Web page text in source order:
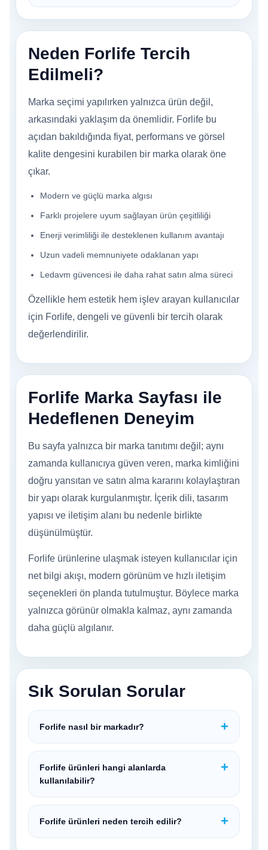
Neden Forlife Tercih
Edilmeli?
Marka seçimi yapılırken yalnızca ürün değil,
arkasındaki yaklaşım da önemlidir. Forlife bu
açıdan bakıldığında fiyat, performans ve görsel
kalite dengesini kurabilen bir marka olarak öne
çıkar.
Modern ve güçlü marka algısı
Farklı projelere uyum sağlayan ürün çeşitliliği
Enerji verimliliği ile desteklenen kullanım avantajı
Uzun vadeli memnuniyete odaklanan yapı
Ledavm güvencesi ile daha rahat satın alma süreci
Özellikle hem estetik hem işlev arayan kullanıcılar
için Forlife, dengeli ve güvenli bir tercih olarak
değerlendirilir.
Forlife Marka Sayfası ile
Hedeflenen Deneyim
Bu sayfa yalnızca bir marka tanıtımı değil; aynı
zamanda kullanıcıya güven veren, marka kimliğini
doğru yansıtan ve satın alma kararını kolaylaştıran
bir yapı olarak kurgulanmıştır. İçerik dili, tasarım
yapısı ve iletişim alanı bu nedenle birlikte
düşünülmüştür.
Forlife ürünlerine ulaşmak isteyen kullanıcılar için
net bilgi akışı, modern görünüm ve hızlı iletişim
seçenekleri ön planda tutulmuştur. Böylece marka
yalnızca görünür olmakla kalmaz, aynı zamanda
daha güçlü algılanır.
Sık Sorulan Sorular
Forlife nasıl bir markadır?
Forlife ürünleri hangi alanlarda
kullanılabilir?
Forlife ürünleri neden tercih edilir?